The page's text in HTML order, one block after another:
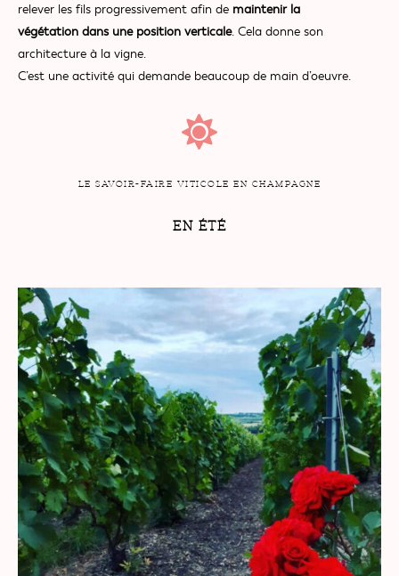
relever les fils progressivement afin de maintenir la
végétation dans une position verticale. Cela donne son
architecture à la vigne.
C’est une activité qui demande beaucoup de main d’oeuvre.
LE SAVOIR-FAIRE VITICOLE EN CHAMPAGNE
EN ÉTÉ